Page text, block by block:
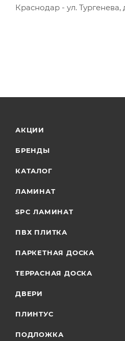
Краснодар - ул.
АКЦИИ
БРЕНДЫ
КАТАЛОГ
ЛАМИНАТ
SPC ЛАМИНАТ
ПВХ ПЛИТКА
ПАРКЕТНАЯ ДОСКА
ТЕРРАСНАЯ ДОСКА
ДВЕРИ
ПЛИНТУС
ПОДЛОЖКА